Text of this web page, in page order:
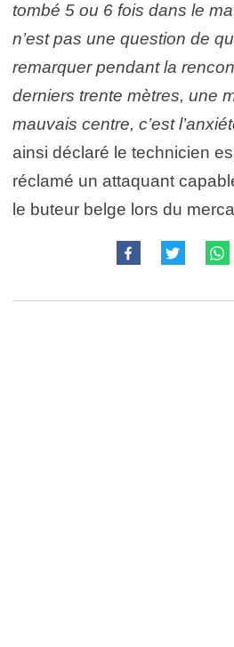
tombé 5 ou 6 fois dans le
n’est pas une question de
remarquer pendant la
derniers trente mètres, une
mauvais centre, c’est
ainsi déclaré le technicien
réclamé un attaquant
le buteur belge lors du